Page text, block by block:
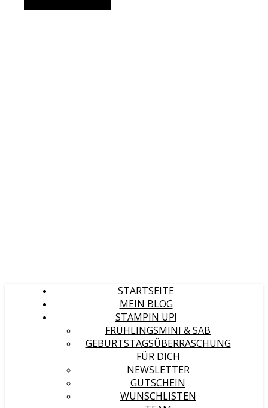
STARTSEITE
MEIN BLOG
STAMPIN UP!
FRÜHLINGSMINI & SAB
GEBURTSTAGSÜBERRASCHUNG
FÜR DICH
NEWSLETTER
GUTSCHEIN
WUNSCHLISTEN